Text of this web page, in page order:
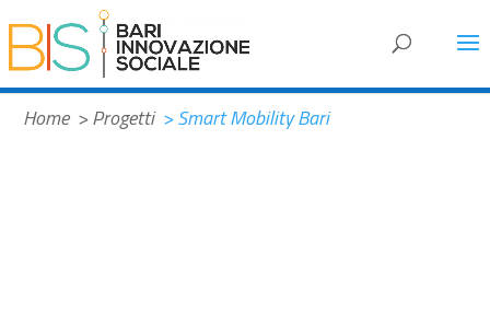
Home > Progetti > Smart Mobility Bari